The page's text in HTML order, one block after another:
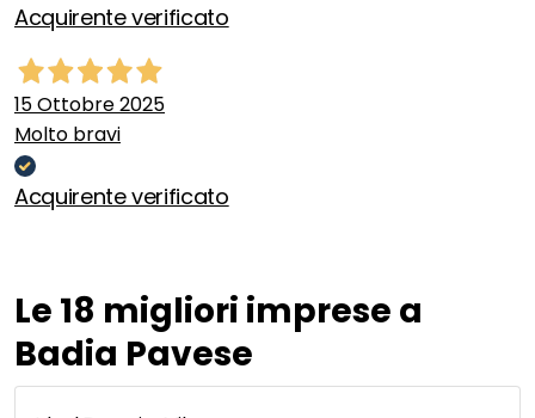
Acquirente verificato
15 Ottobre 2025
Molto bravi
Acquirente verificato
Le 18 migliori imprese a
Badia Pavese